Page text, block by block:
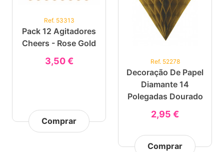
Ref. 53313
Pack 12 Agitadores
Cheers - Rose Gold
3,50 €
Comprar
Ref. 52278
Decoração De Papel
Diamante 14
Polegadas Dourado
2,95 €
Comprar